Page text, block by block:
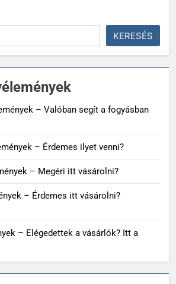
KERESÉS
– Valóban segít a fogyásban
– Érdemes ilyet venni?
– Megéri itt vásárolni?
– Érdemes itt vásárolni?
– Elégedettek a vásárlók? Itt a